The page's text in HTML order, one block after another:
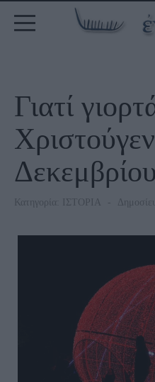
Γιατί
Δεκεμβρίου
Κατηγορία: ΙΣΤΟΡΙΑ